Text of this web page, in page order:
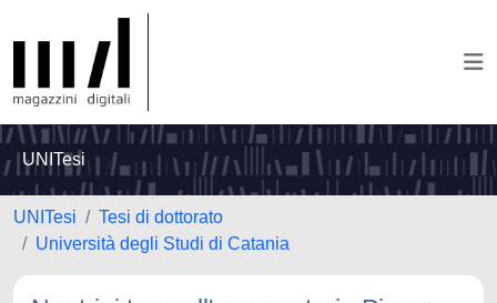
UNITesi
UNITesi
Tesi di dottorato
Università degli Studi di Catania